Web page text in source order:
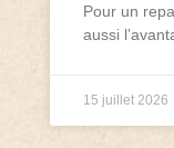
Pour un
aussi
15 juillet 2026